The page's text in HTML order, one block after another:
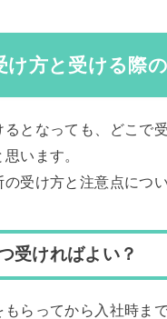
け方と受ける際
となっても、どこで
います。
受け方と注意点につ
受ければよい？
らってから入社時ま